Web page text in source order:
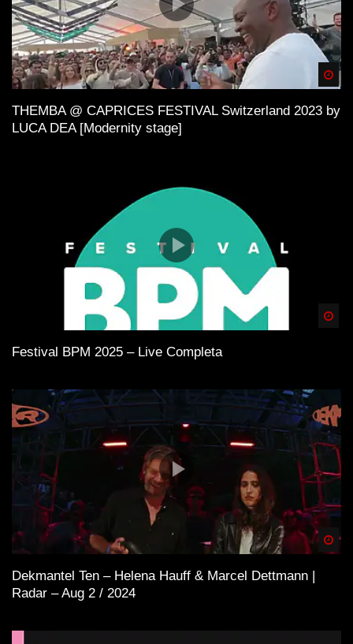
THEMBA @ CAPRICES FESTIVAL Switzerland 2023 by
LUCA DEA [Modernity stage]
Festival BPM 2025 – Live Completa
Dekmantel Ten – Helena Hauff & Marcel Dettmann |
Radar – Aug 2 / 2024